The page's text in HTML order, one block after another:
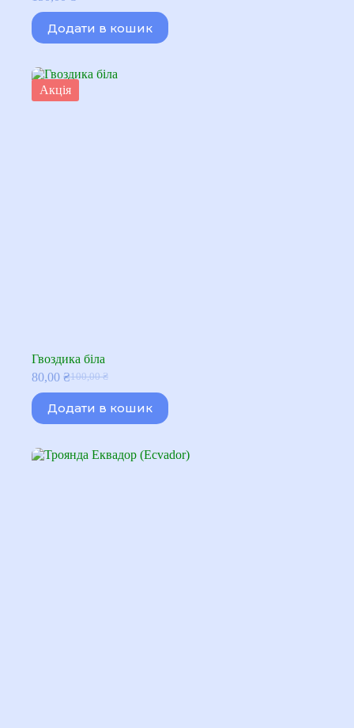
Додати в кошик
Акція
Гвоздика біла
100,00₴
Оригінальна
ціна:
100,00 ₴.
80,00 ₴Поточна
ціна:
80,00 ₴.
Додати в кошик